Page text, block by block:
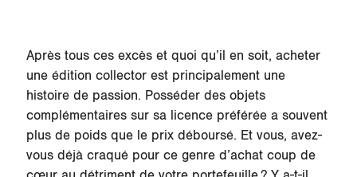
Après tous ces excès et quoi qu’il en soit, acheter
une édition collector est principalement une
histoire de passion. Posséder des objets
complémentaires sur sa licence préférée a souvent
plus de poids que le prix déboursé. Et vous, avez-
vous déjà craqué pour ce genre d’achat coup de